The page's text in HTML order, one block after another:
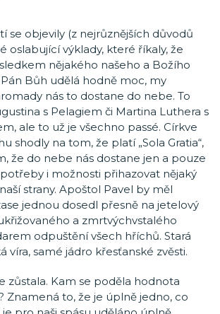
se objevily (z nejrůznějších důvodů
oslabující výklady, které říkaly, že
nějakého našeho a Božího
Bůh udělá hodně moc, my
nás to dostane do nebe. To
s Pelagiem či Martina Luthera s
ale to už je všechno passé. Církve
shodly na tom, že platí „Sola Gratia“,
že do nebe nás dostane jen a pouze
i možnosti přihazovat nějaký
strany. Apoštol Pavel by měl
jednou dosedl přesně na jetelový
a zmrtvýchvstalého
odpuštění všech hříchů. Stará
víra, samé jádro křesťanské zvěsti.
zůstala. Kam se poděla hodnota
Znamená to, že je úplně jedno, co